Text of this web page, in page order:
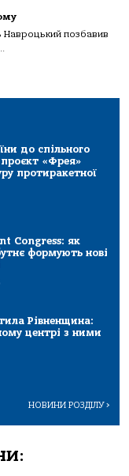
позбавив
до спільного
«Фрея»
протиракетної
Congress: як
формують нові
Рівненщина:
центрі з ними
НОВИНИ РОЗДІЛУ>